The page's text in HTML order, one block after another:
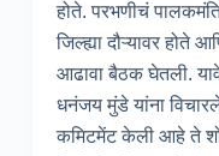
होते. परभणीचं
जिल्ह्या दौऱ्यावर होते
आढावा बैठक घेतली.
धनंजय मुंडे यांना
कमिटमेंट केली आहे ते